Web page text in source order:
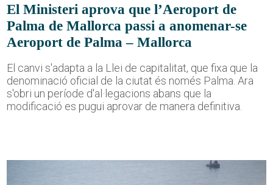
El Ministeri aprova que l’Aeroport de
Palma de Mallorca passi a anomenar-se
Aeroport de Palma – Mallorca
El canvi s'adapta a la Llei de capitalitat, que fixa que la
denominació oficial de la ciutat és només Palma. Ara
s'obri un període d'al·legacions abans que la
modificació es pugui aprovar de manera definitiva.